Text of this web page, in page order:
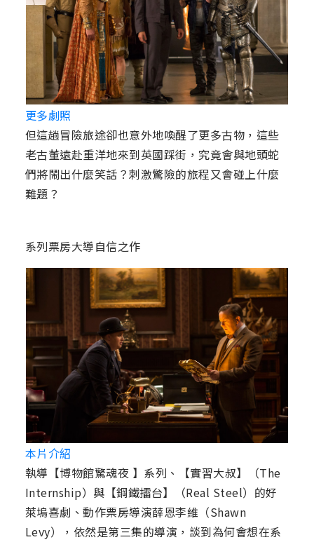
更多劇照
但這趟冒險旅途卻也意外地喚醒了更多古物，這些
老古董遠赴重洋地來到英國踩街，究竟會與地頭蛇
們將鬧出什麼笑話？刺激驚險的旅程又會碰上什麼
難題？
系列票房大導自信之作
本片介紹
執導【博物館驚魂夜 】系列、【實習大叔】（The
Internship）與【鋼鐵擂台】（Real Steel）的好
萊塢喜劇、動作票房導演薛恩李維（Shawn
Levy），依然是第三集的導演，談到為何會想在系